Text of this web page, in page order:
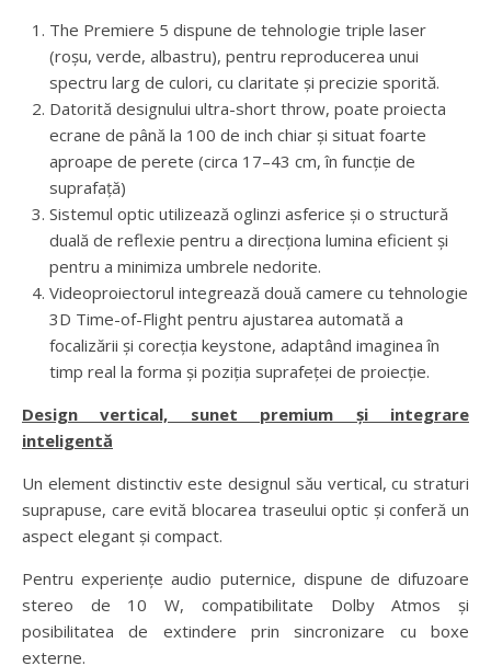
The Premiere 5 dispune de tehnologie triple laser
(roșu, verde, albastru), pentru reproducerea unui
spectru larg de culori, cu claritate și precizie sporită.
Datorită designului ultra-short throw, poate proiecta
ecrane de până la 100 de inch chiar și situat foarte
aproape de perete (circa 17–43 cm, în funcție de
suprafață)
Sistemul optic utilizează oglinzi asferice și o structură
duală de reflexie pentru a direcționa lumina eficient și
pentru a minimiza umbrele nedorite.
Videoproiectorul integrează două camere cu tehnologie
3D Time-of-Flight pentru ajustarea automată a
focalizării și corecția keystone, adaptând imaginea în
timp real la forma și poziția suprafeței de proiecție.
Design vertical, sunet premium și integrare
inteligentă
Un element distinctiv este designul său vertical, cu straturi
suprapuse, care evită blocarea traseului optic și conferă un
aspect elegant și compact.
Pentru experiențe audio puternice, dispune de difuzoare
stereo de 10 W, compatibilitate Dolby Atmos și
posibilitatea de extindere prin sincronizare cu boxe
externe.